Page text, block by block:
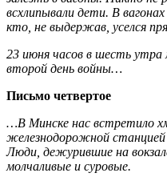
всхлипывали дети. В
кто, не выдержав, уселся
23 июня часов в шесть
второй день войны…
Письмо четвертое
…В Минске нас встретило
железнодорожной
Люди, дежурившие на
молчаливые и суровые.